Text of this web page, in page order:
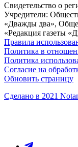
Свидетельство о
Учредители:
«Дважды два»,
«Редакция газеты
Правила
Политика в
Политика
Согласие на
Обновить страницу
Сделано в 2021